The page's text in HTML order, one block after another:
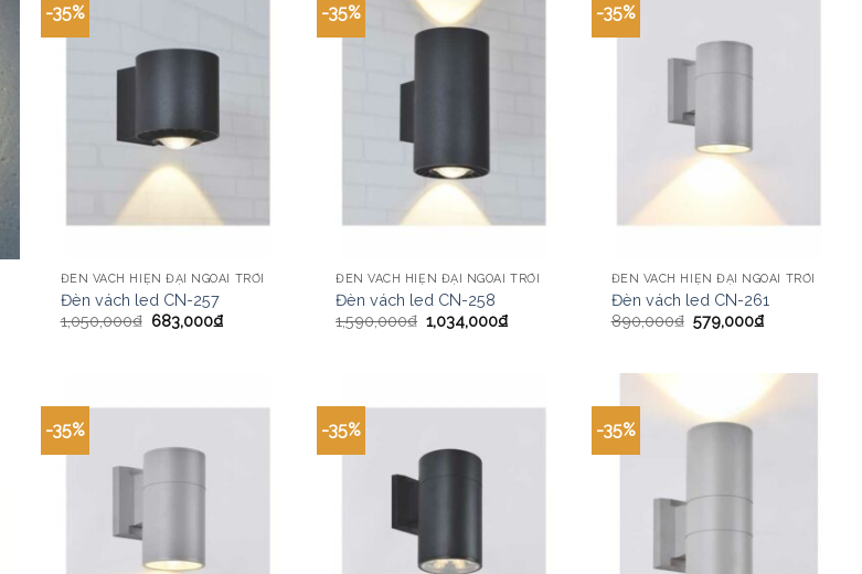
-35%
ĐÈN VÁCH HIỆN ĐẠI NGOÀI TRỜI
Đèn vách led CN-257
1,050,000₫ 683,000₫
-35%
ĐÈN VÁCH HIỆN ĐẠI NGOÀI TRỜI
Đèn vách led CN-258
1,590,000₫ 1,034,000₫
-35%
ĐÈN VÁCH HIỆN ĐẠI NGOÀI TRỜI
Đèn vách led CN-261
890,000₫ 579,000₫
-35% -35% -35%